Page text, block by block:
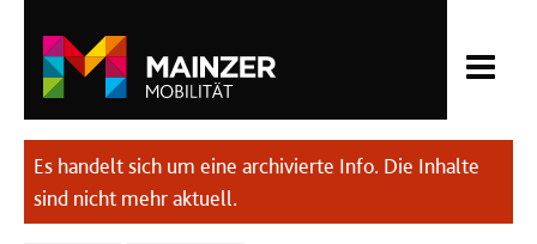
Es handelt sich um eine archivierte Info. Die Inhalte
sind nicht mehr aktuell.